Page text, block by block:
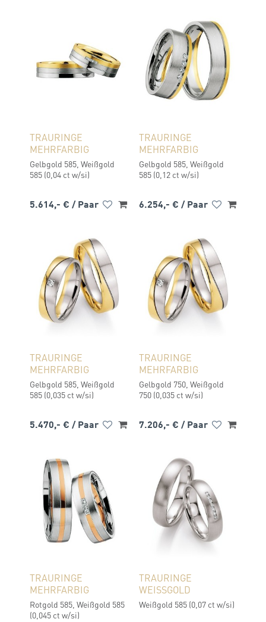
TRAURINGE
MEHRFARBIG
Gelbgold 585, Weißgold
585 (0,04 ct w/si)
5.614,- € / Paar
TRAURINGE
MEHRFARBIG
Gelbgold 585, Weißgold
585 (0,12 ct w/si)
6.254,- € / Paar
TRAURINGE
MEHRFARBIG
Gelbgold 585, Weißgold
585 (0,035 ct w/si)
5.470,- € / Paar
TRAURINGE
MEHRFARBIG
Gelbgold 750, Weißgold
750 (0,035 ct w/si)
7.206,- € / Paar
TRAURINGE
MEHRFARBIG
Rotgold 585, Weißgold 585
(0,045 ct w/si)
TRAURINGE
WEISSGOLD
Weißgold 585 (0,07 ct w/si)